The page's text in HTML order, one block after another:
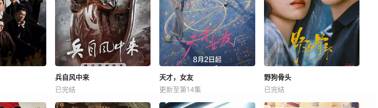
兵自风中来
已完结
天才，女友
更新至第14集
野狗骨头
已完结